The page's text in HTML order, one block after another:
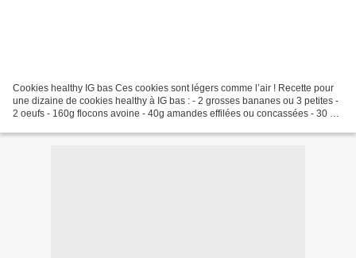
Cookies healthy IG bas Ces cookies sont légers comme l’air ! Recette pour
une dizaine de cookies healthy à IG bas : - 2 grosses bananes ou 3 petites -
2 oeufs - 160g flocons avoine - 40g amandes effilées ou concassées - 30 g